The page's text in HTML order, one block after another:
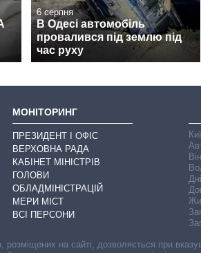
6 серпня
В Одесі автомобіль
провалився під землю під
час руху
МОНІТОРИНГ
ПРЕЗИДЕНТ І ОФІС
ВЕРХОВНА РАДА
КАБІНЕТ МІНІСТРІВ
ГОЛОВИ
ОБЛАДМІНІСТРАЦІЙ
МЕРИ МІСТ
ВСІ ПЕРСОНИ
розміщених на сайті, дозволяється при